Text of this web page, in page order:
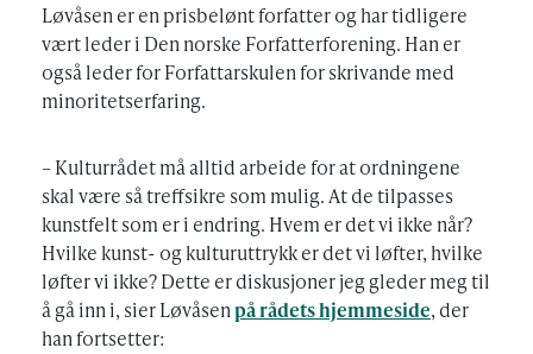
Løvåsen er en prisbelønt forfatter og har tidligere
vært leder i Den norske Forfatterforening. Han er
også leder for Forfattarskulen for skrivande med
minoritetserfaring.
– Kulturrådet må alltid arbeide for at ordningene
skal være så treffsikre som mulig. At de tilpasses
kunstfelt som er i endring. Hvem er det vi ikke når?
Hvilke kunst- og kulturuttrykk er det vi løfter, hvilke
løfter vi ikke? Dette er diskusjoner jeg gleder meg til
å gå inn i, sier Løvåsenpå rådets hjemmeside, der
han fortsetter: